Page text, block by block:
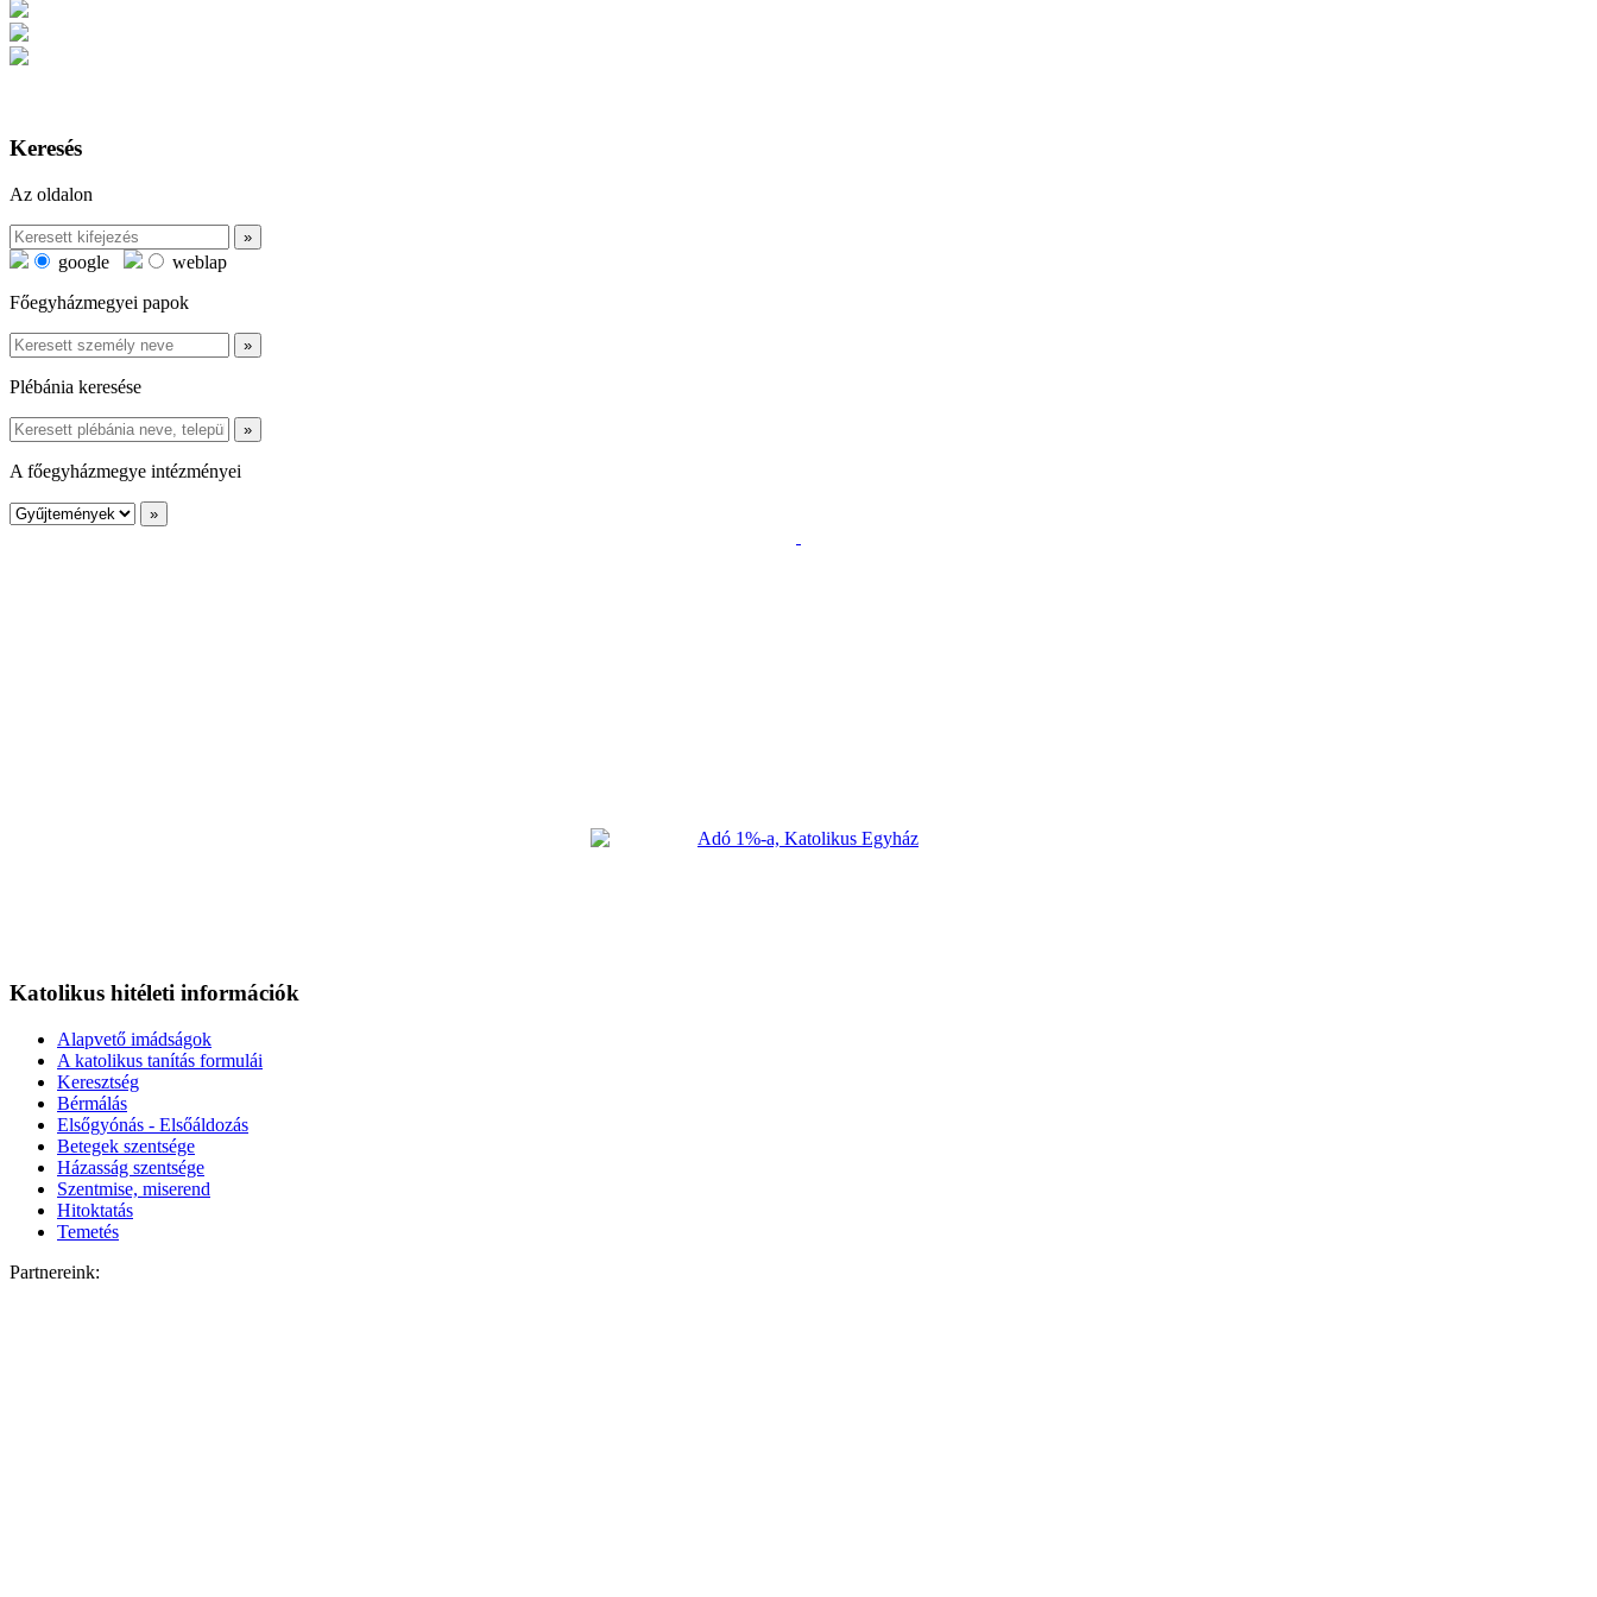
Keresés
Az oldalon
google
weblap
Főegyházmegyei papok
Plébánia keresése
A főegyházmegye intézményei
Katolikus hitéleti információk
Alapvető imádságok
A katolikus tanítás formulái
Keresztség
Bérmálás
Elsőgyónás - Elsőáldozás
Betegek szentsége
Házasság szentsége
Szentmise, miserend
Hitoktatás
Temetés
Partnereink: